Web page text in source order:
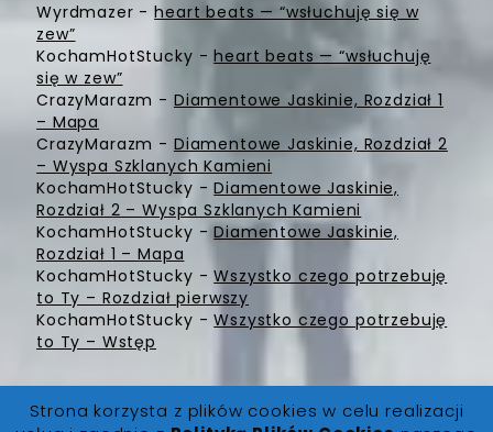
Wyrdmazer -heart beats — “wsłuchuję się w
zew”
KochamHotStucky -heart beats — “wsłuchuję
się w zew”
CrazyMarazm - Diamentowe Jaskinie, Rozdział 1
– Mapa
CrazyMarazm - Diamentowe Jaskinie, Rozdział 2
– Wyspa Szklanych Kamieni
KochamHotStucky -Diamentowe Jaskinie,
Rozdział 2 – Wyspa Szklanych Kamieni
KochamHotStucky -Diamentowe Jaskinie,
Rozdział 1 – Mapa
KochamHotStucky -Wszystko czego potrzebuję
to Ty – Rozdział pierwszy
KochamHotStucky -Wszystko czego potrzebuję
to Ty – Wstęp
Strona korzysta z plików cookies w celu realizacji